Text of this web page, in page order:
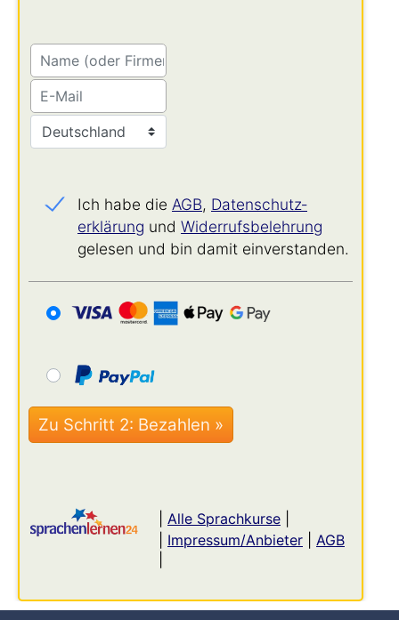
Ich habe die AGB, Datenschutz­
erklärung und Widerrufs­belehrung
gelesen und bin damit einverstanden.
Alle Sprachkurse
Impressum/Anbieter
AGB